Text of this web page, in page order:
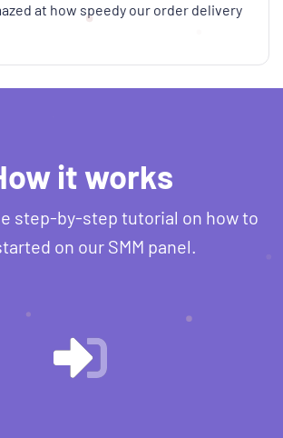
at how speedy our order delivery
it works
step-by-step tutorial on how to
on our SMM panel.